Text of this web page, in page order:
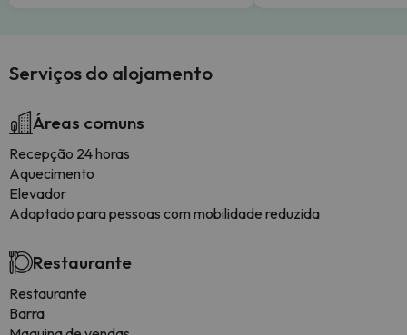
Serviços do alojamento
Áreas comuns
Recepção 24 horas
Aquecimento
Elevador
Adaptado para pessoas com mobilidade reduzida
Restaurante
Restaurante
Barra